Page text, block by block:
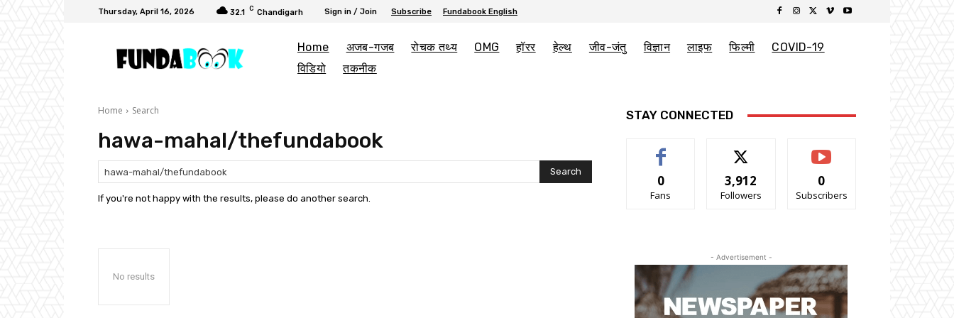
Thursday, April 16, 2026 32.1 C Chandigarh Sign in / Join Subscribe Fundabook English
Home अजब-गजब रोचक तथ्य OMG हॉरर हेल्थ जीव-जंतु विज्ञान लाइफ फिल्मी
COVID-19
विडियो
तकनीक
Home Search
hawa-mahal/thefundabook
Search
If you're not happy with the results, please do another search.
No results
STAY CONNECTED
0
Fans
3,912
Followers
0
Subscribers
- Advertisement -